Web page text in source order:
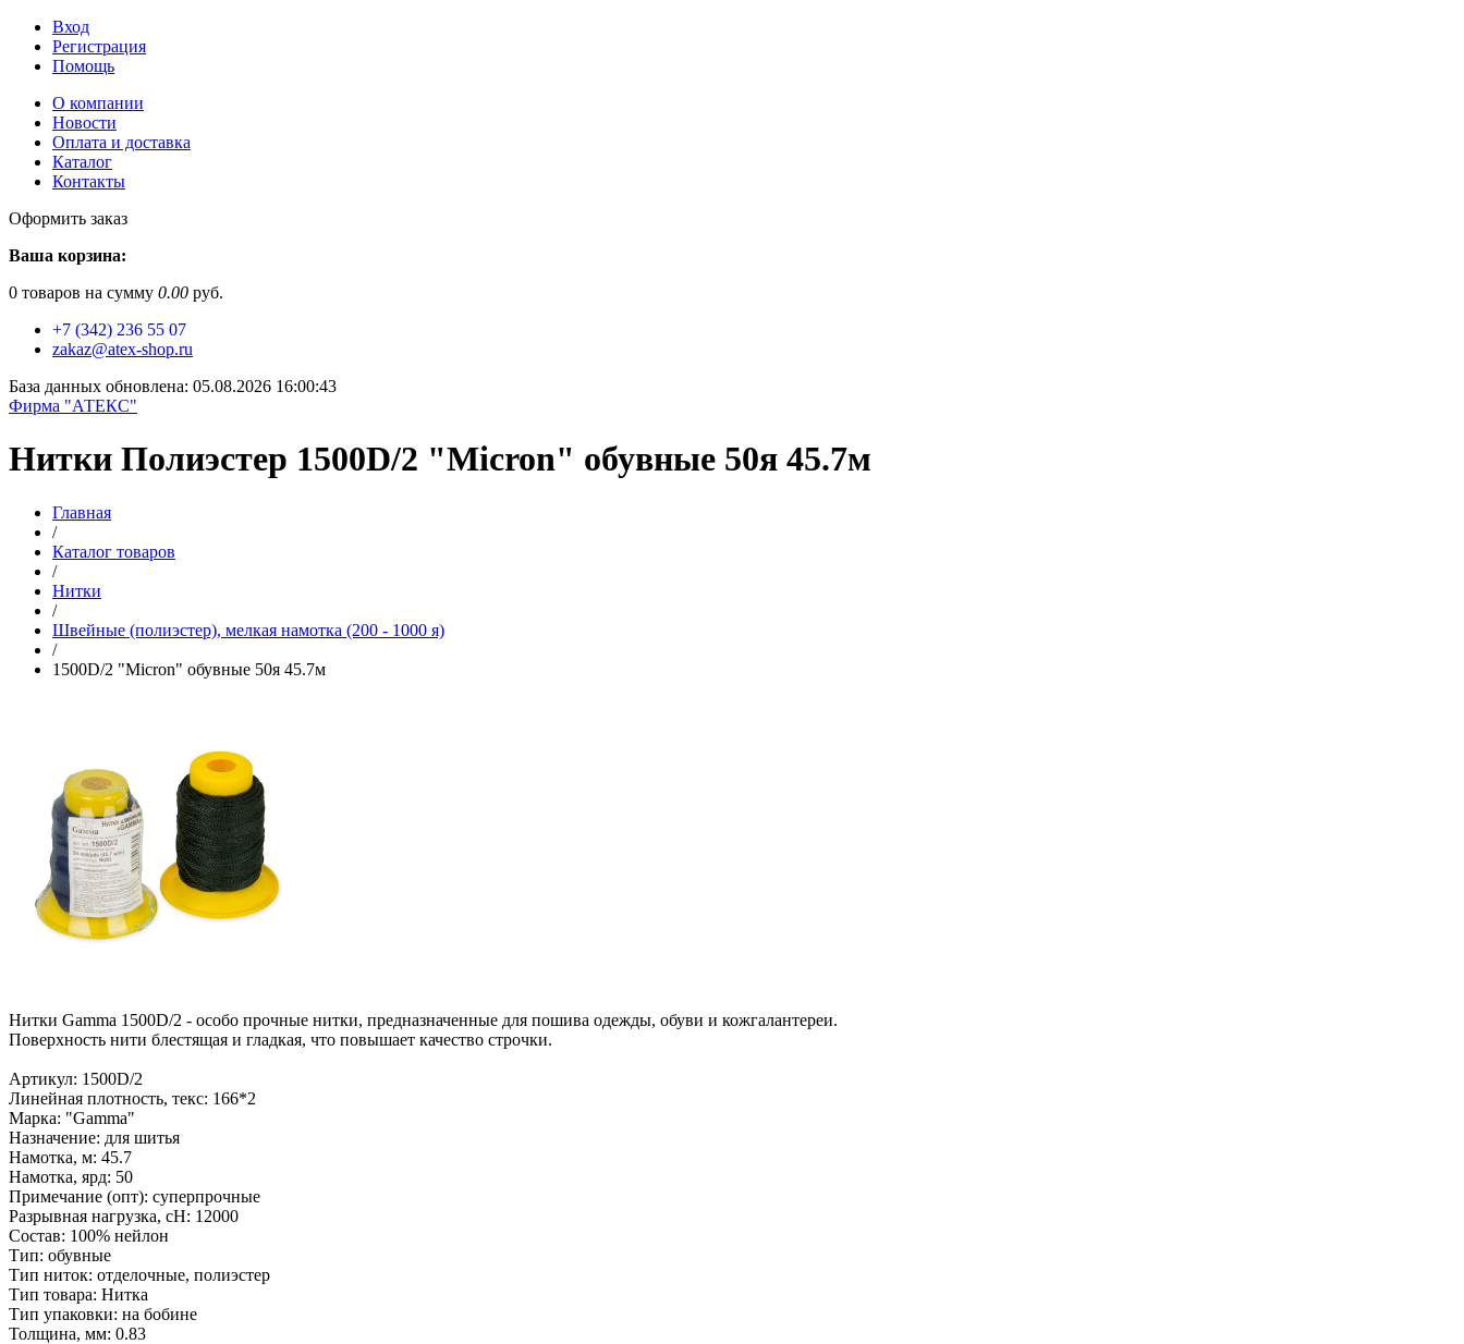
Вход
Регистрация
Помощь
О компании
Новости
Оплата и доставка
Каталог
Контакты
Оформить заказ
Ваша корзина:
0 товаров на сумму 0.00 руб.
+7 (342) 236 55 07
zakaz@atex-shop.ru
База данных обновлена: 05.08.2026 16:00:43
Фирма "АТЕКС"
Нитки Полиэстер 1500D/2 "Micron" обувные 50я 45.7м
Главная
/
Каталог товаров
/
Нитки
/
Швейные (полиэстер), мелкая намотка (200 - 1000 я)
/
1500D/2 "Micron" обувные 50я 45.7м
Нитки Gamma 1500D/2 - особо прочные нитки, предназначенные для пошива одежды, обуви и кожгалантереи.
Поверхность нити блестящая и гладкая, что повышает качество строчки.
Артикул: 1500D/2
Линейная плотность, текс: 166*2
Марка: "Gamma"
Назначение: для шитья
Намотка, м: 45.7
Намотка, ярд: 50
Примечание (опт): суперпрочные
Разрывная нагрузка, сН: 12000
Состав: 100% нейлон
Тип: обувные
Тип ниток: отделочные, полиэстер
Тип товара: Нитка
Тип упаковки: на бобине
Толщина, мм: 0.83